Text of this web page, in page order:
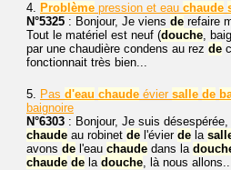
4. Problème pression et eau chaude
N°5325 : Bonjour, Je viens de refaire
Tout le matériel est neuf (douche,
par une chaudière condens au rez de
fonctionnait très bien...
5. Pas d'eau chaude évier salle de
baignoire
N°6303 : Bonjour, Je suis
chaude au robinet de l'évier de la
avons de l'eau chaude dans la
chaude de la douche, là nous